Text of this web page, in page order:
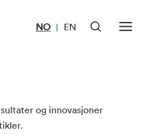
NO | EN
og innovasjoner